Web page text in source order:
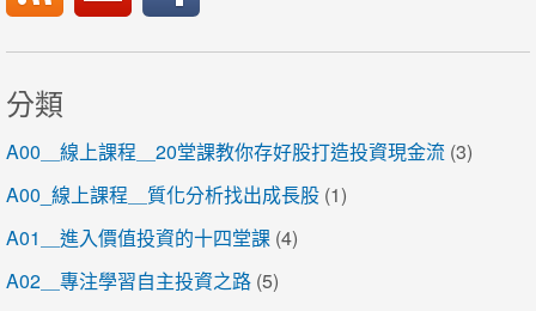
分類
A00＿線上課程＿20堂課教你存好股打造投資現金流 (3)
A00_線上課程＿質化分析找出成長股 (1)
A01＿進入價值投資的十四堂課 (4)
A02＿專注學習自主投資之路 (5)